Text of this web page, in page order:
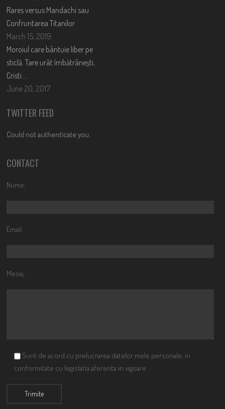
Rares versus Mandachi sau
Confruntarea Titanilor
March 15, 2019
Moroiul care bântuie liber pe
sticlă. Tare urât îmbătrânești,
Cristi….
June 20, 2017
TWITTER FEED
Could not authenticate you.
CONTACT
Nume:
Email:
Mesaj:
Sunt de acord cu prelucrarea datelor mele personale, in
conformitate cu legislatia aferenta in vigoare